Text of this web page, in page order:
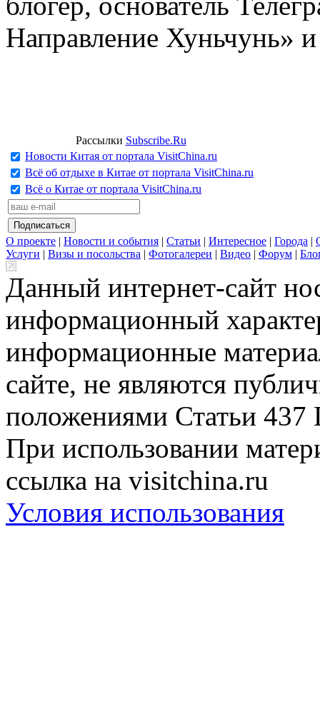
Направление Хуньчунь»
Рассылки Subscribe.Ru
Новости Китая от портала VisitChina.ru
Всё об отдыхе в Китае от портала VisitChina.ru
Всё о Китае от портала VisitChina.ru
О проекте | Новости и события | Статьи | Интересное | Города |
Услуги | Визы и посольства | Фотогалереи | Видео | Форум |
Данный интернет-сайт
информационный
информационные
сайте, не являются
положениями Статьи 437
При использовании
ссылка на visitchina.ru
Условия использования